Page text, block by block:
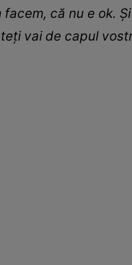
că nu e ok.
vai de capul